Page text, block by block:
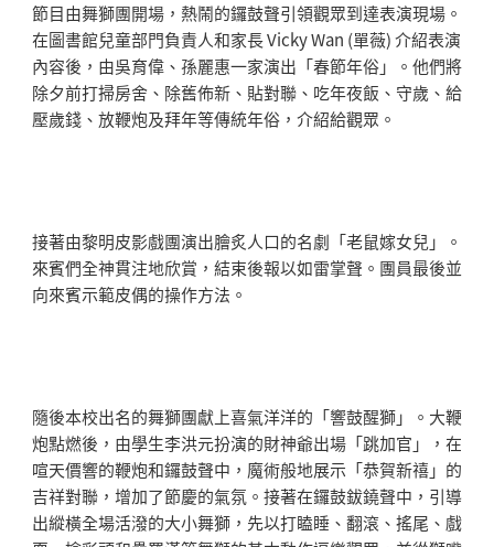
節目由舞獅團開場，熱鬧的鑼鼓聲引領觀眾到達表演現場。
在圖書館兒童部門負責人和家長 Vicky Wan (單薇) 介紹表演
內容後，由吳育偉、孫麗惠一家演出「春節年俗」。他們將
除夕前打掃房舍、除舊佈新、貼對聯、吃年夜飯、守歲、給
壓歲錢、放鞭炮及拜年等傳統年俗，介紹給觀眾。
接著由黎明皮影戲團演出膾炙人口的名劇「老鼠嫁女兒」。
來賓們全神貫注地欣賞，結束後報以如雷掌聲。團員最後並
向來賓示範皮偶的操作方法。
隨後本校出名的舞獅團獻上喜氣洋洋的「響鼓醒獅」。大鞭
炮點燃後，由學生李洪元扮演的財神爺出場「跳加官」，在
喧天價響的鞭炮和鑼鼓聲中，魔術般地展示「恭賀新禧」的
吉祥對聯，增加了節慶的氣氛。接著在鑼鼓鈸鐃聲中，引導
出縱橫全場活潑的大小舞獅，先以打瞌睡、翻滾、搖尾、戲